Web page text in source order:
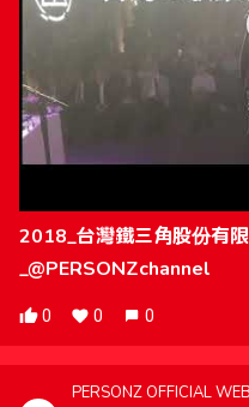
2018_台灣鐵三角股份有
_@PERSONZchannel
0 0 0
PERSONZ OFFICIAL